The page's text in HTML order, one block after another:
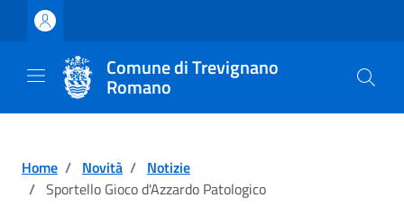
Vai ai contenuti
Vai al footer
Comune di Trevignano
Romano
Home / Novità / Notizie
/ Sportello Gioco d'Azzardo Patologico